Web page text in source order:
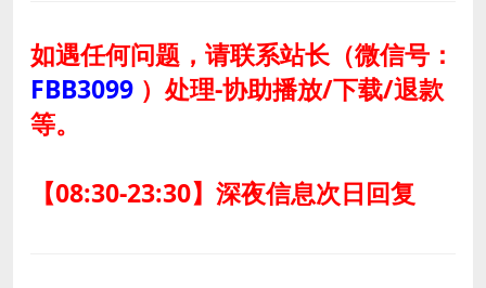
如遇任何问题，请联系站长（微信号：
FBB3099 ） 处理-协助播放/下载/退款
等。
【08:30-23:30】深夜信息次日回复